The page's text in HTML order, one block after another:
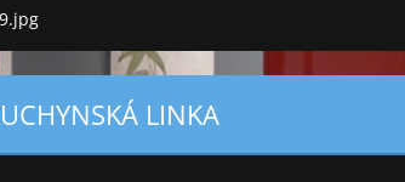
LINKA